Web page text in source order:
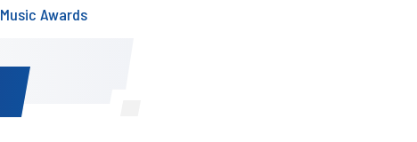
Music Awards